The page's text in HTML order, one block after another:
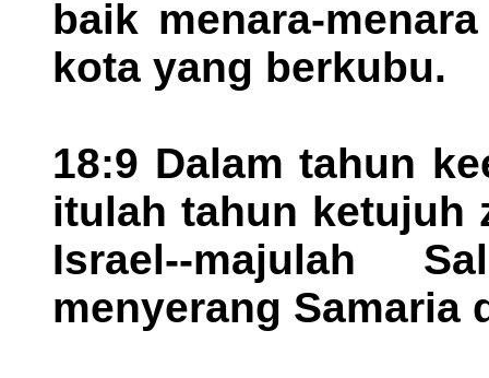
baik menara-
kota yang berkubu.
18:9 Dalam tahun
itulah tahun ketujuh
Israel--majulah
menyerang Samaria